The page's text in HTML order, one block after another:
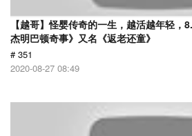
【越哥】怪婴传奇的一生，越活越年轻，
杰明巴顿奇事》又名《返老还童》
# 351
2020-08-27 08:49